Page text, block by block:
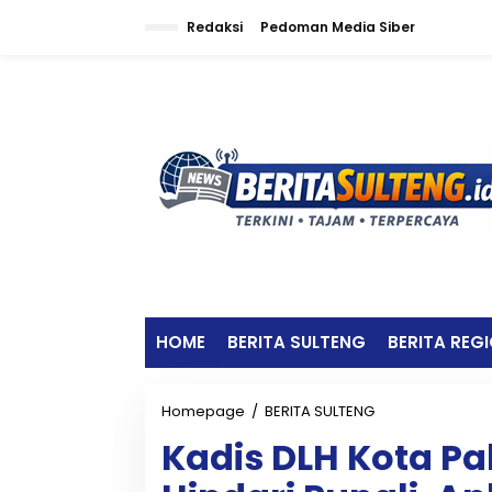
Redaksi Pedoman Media Siber
HOME BERITA SULTENG BERITA
Homepage / BERITA SULTENG
d
i
Kadis DLH Kota